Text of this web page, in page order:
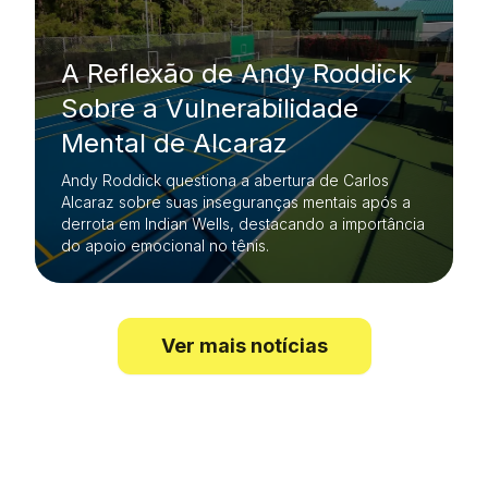
A Reflexão de Andy Roddick
Sobre a Vulnerabilidade
Mental de Alcaraz
Andy Roddick questiona a abertura de Carlos
Alcaraz sobre suas inseguranças mentais após a
derrota em Indian Wells, destacando a importância
do apoio emocional no tênis.
Ver mais notícias